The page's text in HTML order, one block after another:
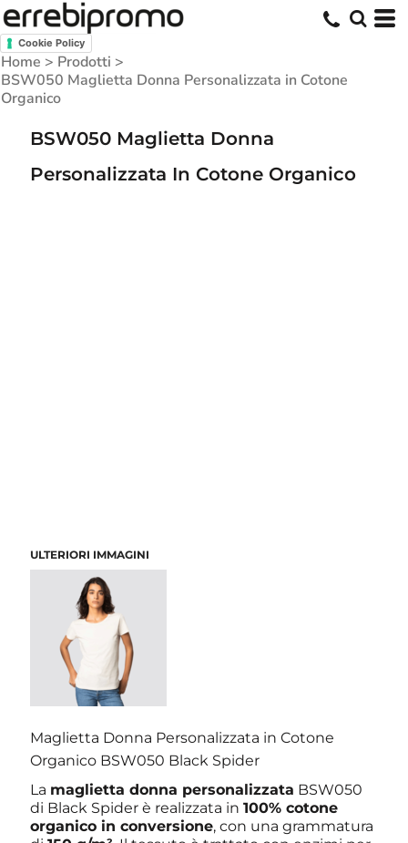
Cookie Policy
Home > Prodotti >
BSW050 Maglietta Donna Personalizzata in Cotone
Organico
BSW050 Maglietta Donna
Personalizzata In Cotone Organico
ULTERIORI IMMAGINI
Maglietta Donna Personalizzata in Cotone
Organico BSW050 Black Spider
La maglietta donna personalizzata BSW050
di Black Spider è realizzata in100% cotone
organico in conversione, con una grammatura